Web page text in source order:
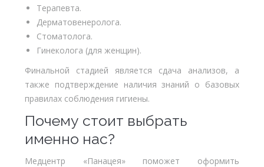
Терапевта.
Дерматовенеролога.
Стоматолога.
Гинеколога (для женщин).
Финальной стадией является сдача анализов, а
также подтверждение наличия знаний о базовых
правилах соблюдения гигиены.
Почему стоит выбрать
именно нас?
Медцентр «Панацея» поможет оформить